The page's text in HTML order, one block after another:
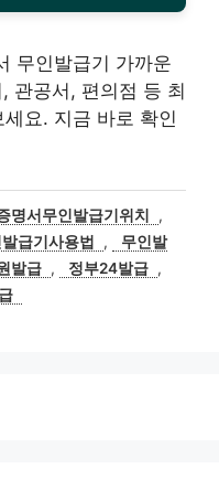
무인발급기 가까운
관공서, 편의점 등 최
요. 지금 바로 확인
명서무인발급기위치
,
급기사용법 ,
무인발
발급 , 정부24발급 ,